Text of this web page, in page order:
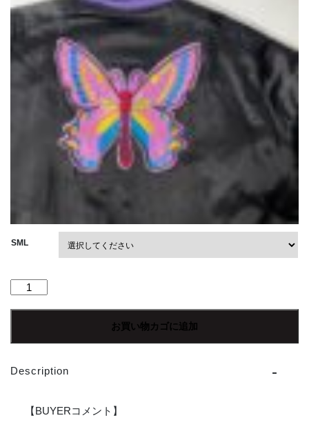
SML
【Men's】
ー
ル
Award
お買い物カゴに追加
Description
【BUYERコメント】